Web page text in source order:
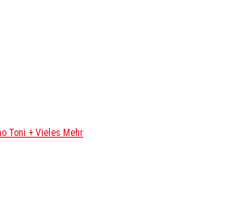
Toni + Vieles Mehr